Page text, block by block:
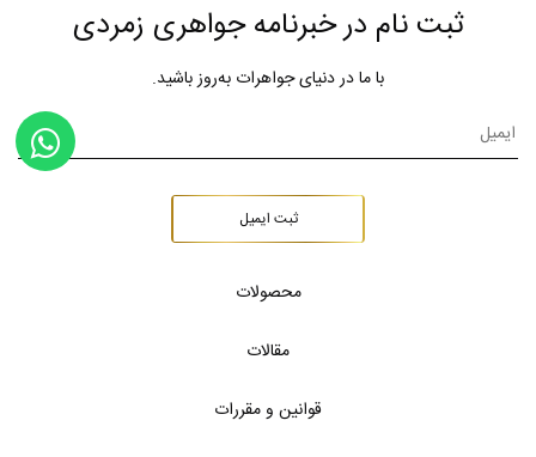
ثبت نام در خبرنامه جواهری زمردی
با ما در دنیای جواهرات به‌روز باشید.
ثبت ایمیل
محصولات
مقالات
قوانین و مقررات